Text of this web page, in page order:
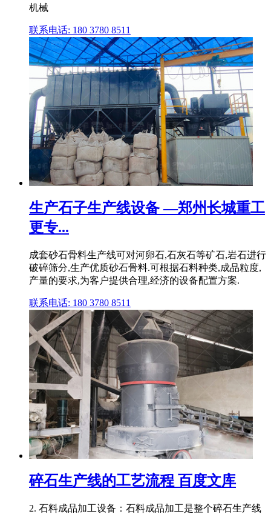
机械
联系电话: 180 3780 8511
生产石子生产线设备 —郑州长城重工
更专...
成套砂石骨料生产线可对河卵石,石灰石等矿石,岩石进行
破碎筛分,生产优质砂石骨料.可根据石料种类,成品粒度,
产量的要求,为客户提供合理,经济的设备配置方案.
联系电话: 180 3780 8511
碎石生产线的工艺流程 百度文库
2. 石料成品加工设备：石料成品加工是整个碎石生产线